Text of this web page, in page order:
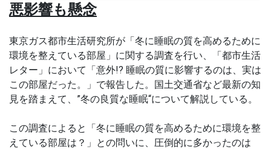
悪影響も懸念
東京ガス都市生活研究所が「冬に睡眠の質を高めるために
環境を整えている部屋」に関する調査を行い、「都市生活
レター」において「意外!? 睡眠の質に影響するのは、実は
この部屋だった。」で報告した。国土交通省など最新の知
見を踏まえて、”冬の良質な睡眠“について解説している。
この調査によると「冬に睡眠の質を高めるために環境を整
えている部屋は？」との問いに、圧倒的に多かったのは